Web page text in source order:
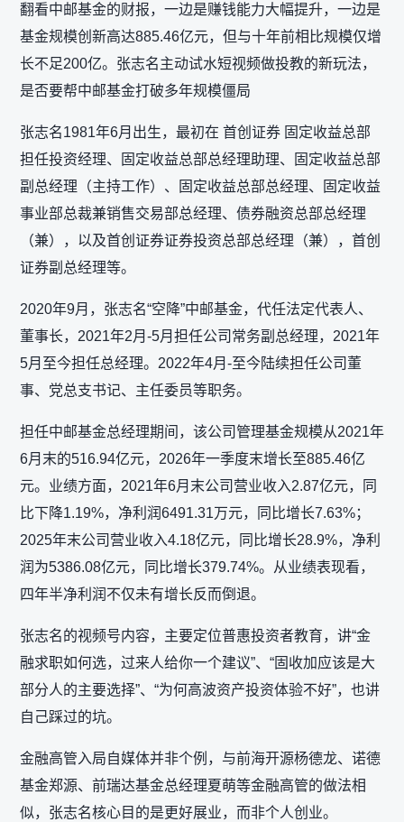
翻看中邮基金的财报，一边是赚钱能力大幅提升，一边是
基金规模创新高达885.46亿元，但与十年前相比规模仅增
长不足200亿。张志名主动试水短视频做投教的新玩法，
是否要帮中邮基金打破多年规模僵局
张志名1981年6月出生，最初在 首创证券 固定收益总部
担任投资经理、固定收益总部总经理助理、固定收益总部
副总经理（主持工作）、固定收益总部总经理、固定收益
事业部总裁兼销售交易部总经理、债券融资总部总经理
（兼），以及首创证券证券投资总部总经理（兼），首创
证券副总经理等。
2020年9月，张志名“空降”中邮基金，代任法定代表人、
董事长，2021年2月-5月担任公司常务副总经理，2021年
5月至今担任总经理。2022年4月-至今陆续担任公司董
事、党总支书记、主任委员等职务。
担任中邮基金总经理期间，该公司管理基金规模从2021年
6月末的516.94亿元，2026年一季度末增长至885.46亿
元。业绩方面，2021年6月末公司营业收入2.87亿元，同
比下降1.19%，净利润6491.31万元，同比增长7.63%；
2025年末公司营业收入4.18亿元，同比增长28.9%，净利
润为5386.08亿元，同比增长379.74%。从业绩表现看，
四年半净利润不仅未有增长反而倒退。
张志名的视频号内容，主要定位普惠投资者教育，讲“金
融求职如何选，过来人给你一个建议”、“固收加应该是大
部分人的主要选择”、“为何高波资产投资体验不好”，也讲
自己踩过的坑。
金融高管入局自媒体并非个例，与前海开源杨德龙、诺德
基金郑源、前瑞达基金总经理夏萌等金融高管的做法相
似，张志名核心目的是更好展业，而非个人创业。